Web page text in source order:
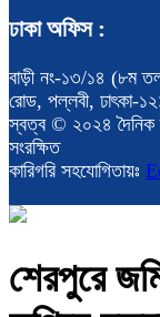
ঢাকা অফিস :
বাড়ী নং-১৩/১৪ (৮ম
রোড, পল্লবী, ঢাৎকা-
স্বত্ব © ২০২৪ দৈনিক
সংরক্ষিত
কারিগরি সহযোগিতায়ঃ
শেরপুরে